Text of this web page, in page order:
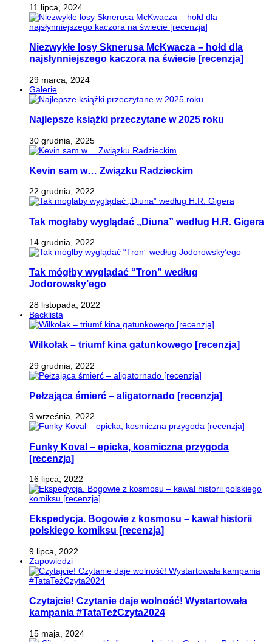
11 lipca, 2024
Niezwykłe losy Sknerusa McKwacza – hołd dla
najsłynniejszego kaczora na świecie [recenzja]
29 marca, 2024
Galerie
Najlepsze książki przeczytane w 2025 roku
30 grudnia, 2025
Kevin sam w… Związku Radzieckim
22 grudnia, 2022
Tak mogłaby wyglądać „Diuna” według H.R. Gigera
14 grudnia, 2022
Tak mógłby wyglądać “Tron” według
Jodorowsky’ego
28 listopada, 2022
Backlista
Wilkołak – triumf kina gatunkowego [recenzja]
29 grudnia, 2022
Pełzająca śmierć – aligatornado [recenzja]
9 września, 2022
Funky Koval – epicka, kosmiczna przygoda
[recenzja]
16 lipca, 2022
Ekspedycja. Bogowie z kosmosu – kawał historii
polskiego komiksu [recenzja]
9 lipca, 2022
Zapowiedzi
Czytajcie! Czytanie daje wolność! Wystartowała
kampania #TataTeżCzyta2024
15 maja, 2024